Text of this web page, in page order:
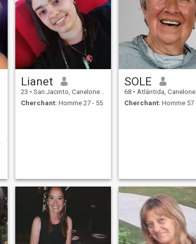
Lianet
23 • San Jacinto, Canelones, Uruguay
Cherchant: Homme 27 - 55
SOLE
68 • Atlántida, Canelones,
Cherchant: Homme 57